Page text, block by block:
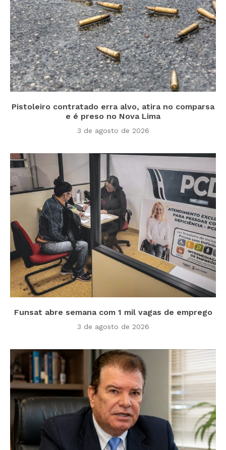
Pistoleiro contratado erra alvo, atira no comparsa
e é preso no Nova Lima
3 de agosto de 2026
Funsat abre semana com 1 mil vagas de emprego
3 de agosto de 2026